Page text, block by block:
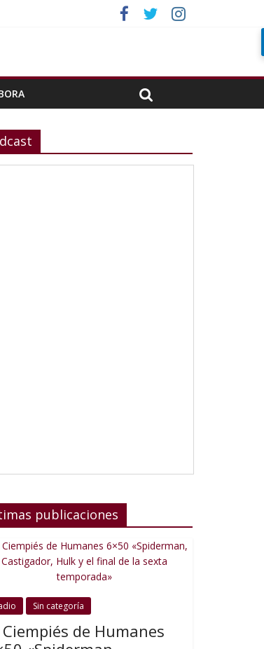
publicaciones
Sin categoría
Ciempiés de Humanes